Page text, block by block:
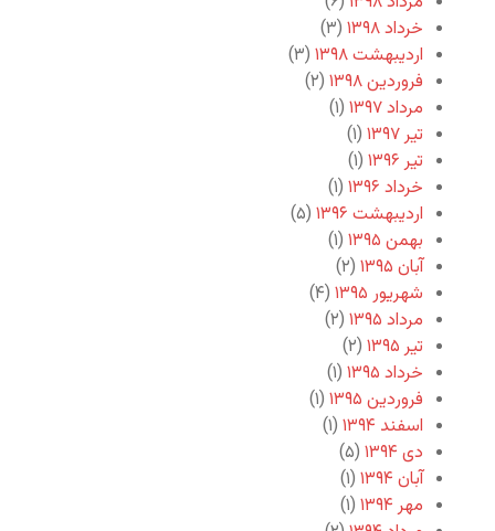
خرداد ۱۳۹۸
(۳)
اردیبهشت ۱۳۹۸
(۳)
فروردین ۱۳۹۸
(۲)
مرداد ۱۳۹۷
(۱)
تیر ۱۳۹۷
(۱)
تیر ۱۳۹۶
(۱)
خرداد ۱۳۹۶
(۱)
اردیبهشت ۱۳۹۶
(۵)
بهمن ۱۳۹۵
(۱)
آبان ۱۳۹۵
(۲)
شهریور ۱۳۹۵
(۴)
مرداد ۱۳۹۵
(۲)
تیر ۱۳۹۵
(۲)
خرداد ۱۳۹۵
(۱)
فروردین ۱۳۹۵
(۱)
اسفند ۱۳۹۴
(۱)
دی ۱۳۹۴
(۵)
آبان ۱۳۹۴
(۱)
مهر ۱۳۹۴
(۱)